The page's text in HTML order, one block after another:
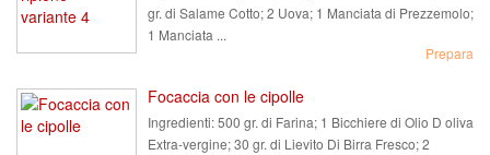
gr. di Salame Cotto; 2 Uova; 1 Manciata di Prezzemolo;
1 Manciata ...
Prepara
Focaccia con le cipolle
Ingredienti:500 gr. di Farina; 1 Bicchiere di Olio D oliva
Extra-vergine; 30 gr. di Lievito Di Birra Fresco; 2